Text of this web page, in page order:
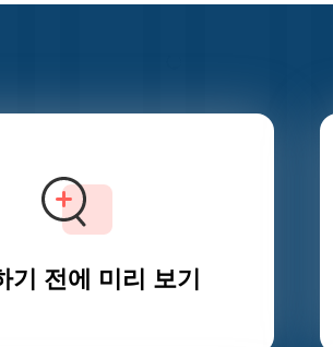
기 전에 미리 보기